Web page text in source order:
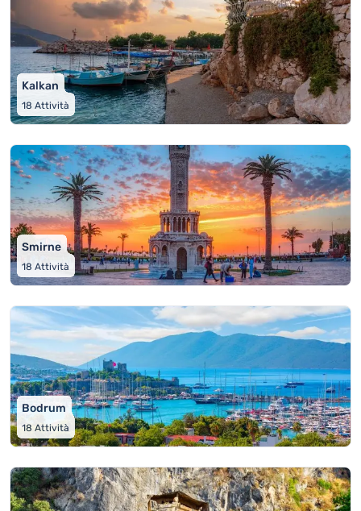
Kalkan
18 Attività
Smirne
18 Attività
Bodrum
18 Attività